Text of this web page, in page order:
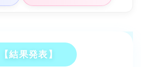
【結果発表】